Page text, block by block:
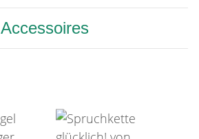
Accessoires